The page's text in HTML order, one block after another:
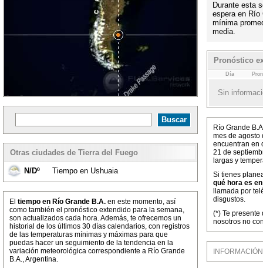
Otras ciudades de Tierra del Fuego
N/Dº Tiempo en Ushuaia
El tiempo en Río Grande B.A. en este momento, así
como también el pronóstico extendido para la semana,
son actualizados cada hora. Además, te ofrecemos un
historial de los últimos 30 días calendarios, con registros
de las temperaturas mínimas y máximas para que
puedas hacer un seguimiento de la tendencia en la
variación meteorológica correspondiente a Río Grande
B.A., Argentina.
Durante esta
espera en Río
mínima
media.
Pronóstico
Día
Sin
Río Grande
mes de
encuentran en
21 de
largas y
Si tienes
qué hora es
llamada por
disgustos.
(*) Te
nosotros no